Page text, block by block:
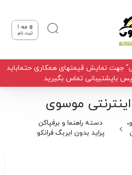
ورود |
ثبت نام
جهت نمایش قیمتهای همکاری حتماباید
باپشتیبانی تماس بگیرید
موسوی
دسته راهنما و برفپاکن
پراید بدون ایربگ فرانکو